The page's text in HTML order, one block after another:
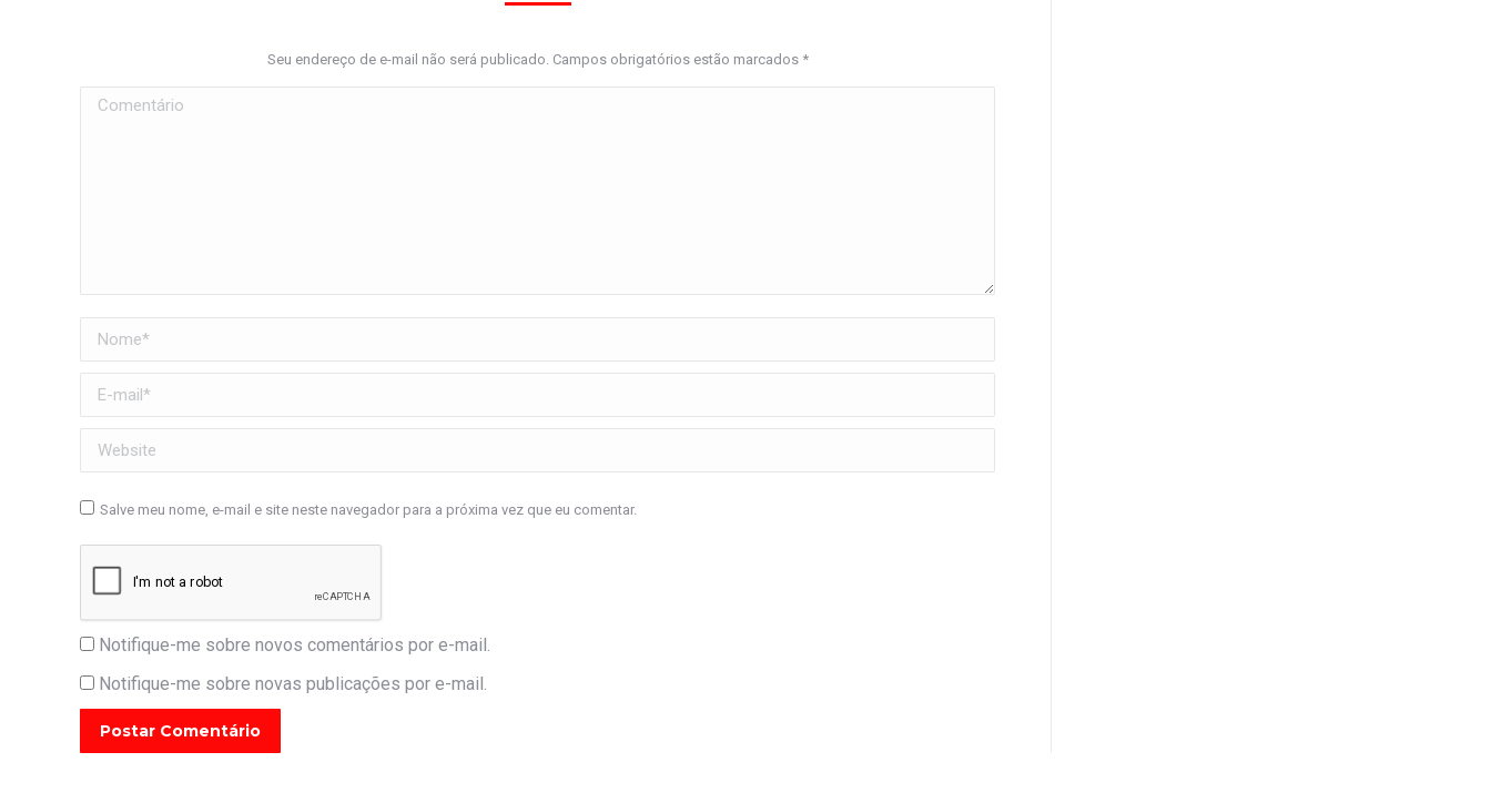
Seu endereço de e-mail não será publicado. Campos obrigatórios estão marcados *
Comentário
Nome *
E-mail *
Website
Salve meu nome, e-mail e site neste navegador para a próxima vez que eu comentar.
Notifique-me sobre novos comentários por e-mail.
Notifique-me sobre novas publicações por e-mail.
Postar Comentário